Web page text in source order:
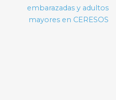
embarazadas y adultos
mayores en CERESOS